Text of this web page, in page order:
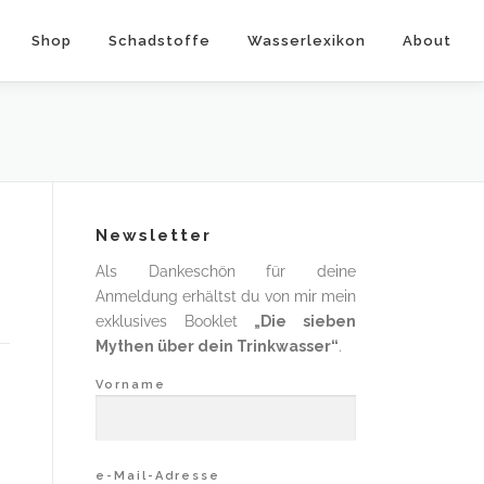
Shop Schadstoffe Wasserlexikon About
Newsletter
Als Dankeschön für deine
Anmeldung erhältst du von mir mein
exklusives Booklet „Die sieben
Mythen über dein Trinkwasser“.
Vorname
e-Mail-Adresse